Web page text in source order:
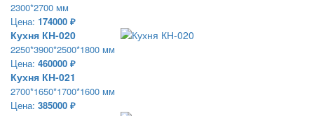
2300*2700 мм
Цена: 174000 ₽
Кухня КН-020
2250*3900*2500*1800 мм
Цена: 460000 ₽
Кухня КН-021
2700*1650*1700*1600 мм
Цена: 385000 ₽